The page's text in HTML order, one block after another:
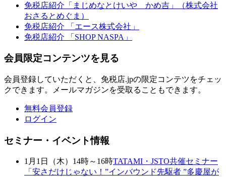
免税店紹介「まじめなとけいや かめ吉」（株式会社
おさるとめぐま）
免税店紹介 「エース株式会社」
免税店紹介 「SHOP NASPA」
会員限定コンテンツを見る
会員登録していただくと、免税店.jpの限定コンテツをチェッ
クできます。メールマガジンを受取ることもできます。
無料会員登録
ログイン
セミナー・イベント情報
1月1日（木）14時～16時TATAMI・JSTO共催セミナー
「安さだけじゃない！”インバウンド先駆者 ”多慶屋が